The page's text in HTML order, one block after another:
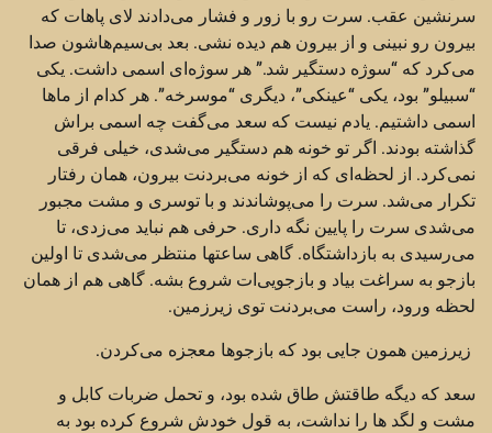
سرنشین عقب. سرت رو با زور و فشار می‌دادند لای پاهات که
بیرون رو نبینی و از بیرون هم دیده نشی. بعد بی‌سیم‌هاشون صدا
می‌کرد که “سوژه دستگیر شد.” هر سوژه‌ای اسمی داشت. یکی
“سبیلو” بود، یکی “عینکی”، دیگری “موسرخه”. هر کدام از ماها
اسمی داشتیم. یادم نیست که سعد می‌گفت چه اسمی براش
گذاشته بودند. اگر تو خونه هم دستگیر می‌شدی، خیلی فرقی
نمی‌کرد. از لحظه‌ای که از خونه می‌بردنت بیرون، همان رفتار
تکرار می‌شد. سرت را می‌پوشاندند و با توسری و مشت مجبور
می‌شدی سرت را پایین نگه داری. حرفی هم نباید می‌زدی، تا
می‌رسیدی به بازداشتگاه. گاهی ساعتها منتظر می‌شدی تا اولین
بازجو به سراغت بیاد و بازجویی‌ات شروع بشه. گاهی هم از همان
لحظه ورود، راست می‌بردنت توی زیرزمین.
زیرزمین همون جایی بود که بازجوها معجزه می‌کردن.
سعد که دیگه طاقتش طاق شده بود، و تحمل ضربات کابل و
مشت و لگد ها را نداشت، به قول خودش شروع کرده بود به